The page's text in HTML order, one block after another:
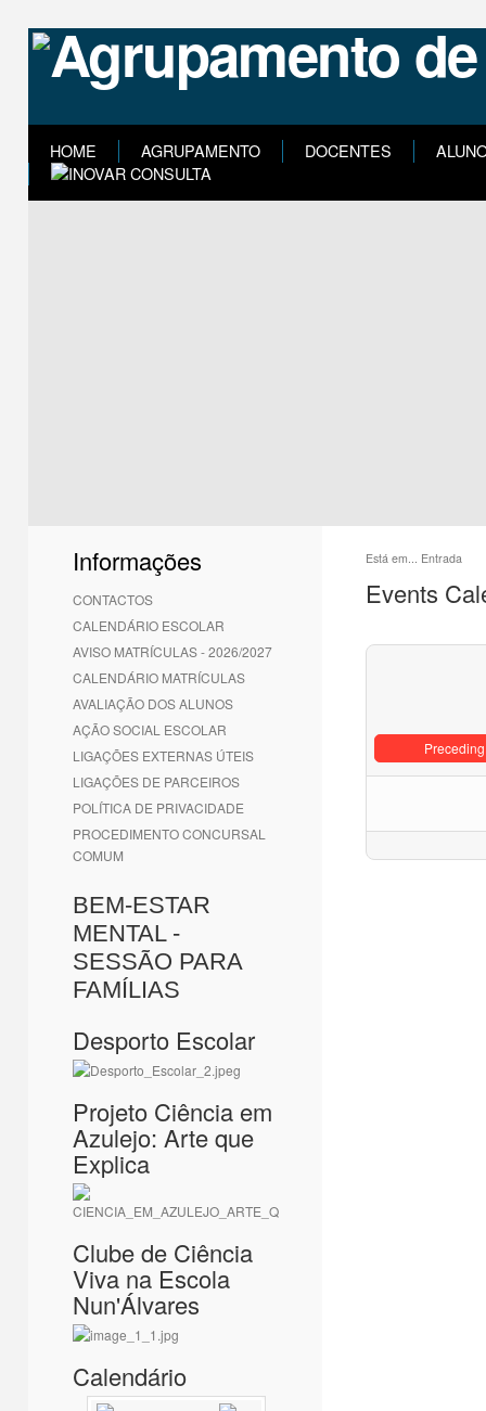
HOME AGRUPAMENTO DOCENTES
Informações
CONTACTOS
CALENDÁRIO ESCOLAR
AVISO MATRÍCULAS - 2026/2027
CALENDÁRIO MATRÍCULAS
AVALIAÇÃO DOS ALUNOS
AÇÃO SOCIAL ESCOLAR
LIGAÇÕES EXTERNAS ÚTEIS
LIGAÇÕES DE PARCEIROS
POLÍTICA DE PRIVACIDADE
PROCEDIMENTO CONCURSAL
COMUM
BEM-ESTAR
MENTAL -
SESSÃO PARA
FAMÍLIAS
Desporto Escolar
Projeto Ciência em
Azulejo: Arte que
Explica
Clube de Ciência
Viva na Escola
Nun'Álvares
Calendário
Está em... Entrada
Events